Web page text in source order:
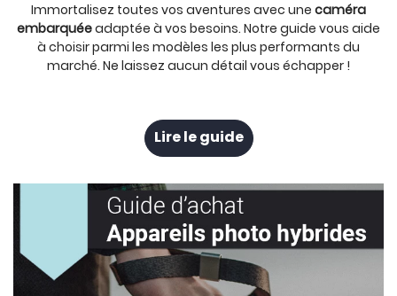
Immortalisez toutes vos aventures avec une caméra
embarquéeadaptée à vos besoins. Notre guide vous aide
à choisir parmi les modèles les plus performants du
marché. Ne laissez aucun détail vous échapper !
Lire le guide